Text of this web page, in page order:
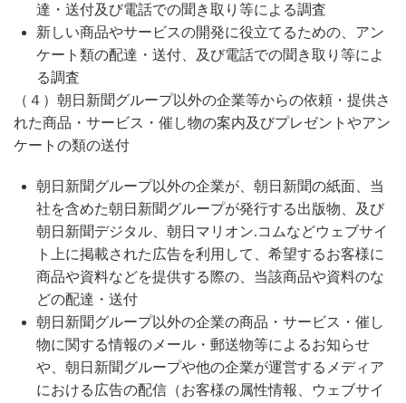
達・送付及び電話での聞き取り等による調査
新しい商品やサービスの開発に役立てるための、アン
ケート類の配達・送付、及び電話での聞き取り等によ
る調査
（４）朝日新聞グループ以外の企業等からの依頼・提供さ
れた商品・サービス・催し物の案内及びプレゼントやアン
ケートの類の送付
朝日新聞グループ以外の企業が、朝日新聞の紙面、当
社を含めた朝日新聞グループが発行する出版物、及び
朝日新聞デジタル、朝日マリオン.コムなどウェブサイ
ト上に掲載された広告を利用して、希望するお客様に
商品や資料などを提供する際の、当該商品や資料のな
どの配達・送付
朝日新聞グループ以外の企業の商品・サービス・催し
物に関する情報のメール・郵送物等によるお知らせ
や、朝日新聞グループや他の企業が運営するメディア
における広告の配信（お客様の属性情報、ウェブサイ